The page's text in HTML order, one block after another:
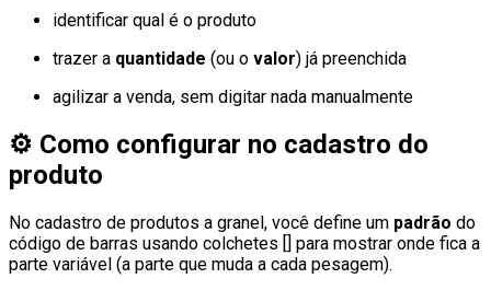
identificar qual é o produto
trazer a quantidade (ou o valor) já preenchida
agilizar a venda, sem digitar nada manualmente
⚙️ Como configurar no cadastro do
produto
No cadastro de produtos a granel, você define um padrão do
código de barras usando colchetes [] para mostrar onde fica a
parte variável (a parte que muda a cada pesagem).